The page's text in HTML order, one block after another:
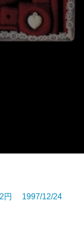
円 1997/12/24